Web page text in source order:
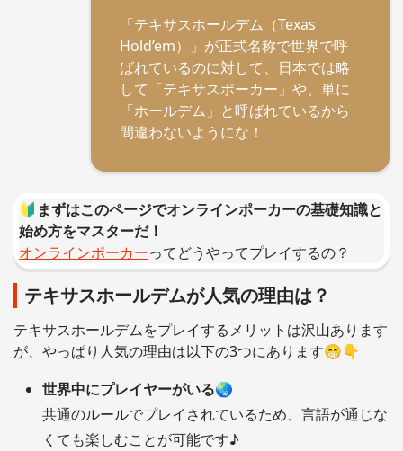
「テキサスホールデム（Texas
Hold’em）」が正式名称で世界で呼
ばれているのに対して、日本では略
して「テキサスポーカー」や、単に
「ホールデム」と呼ばれているから
間違わないようにな！
🔰まずはこのページでオンラインポーカーの基礎知識と
始め方をマスターだ！
オンラインポーカーってどうやってプレイするの？
テキサスホールデムが人気の理由は？
テキサスホールデムをプレイするメリットは沢山あります
が、やっぱり人気の理由は以下の3つにあります😁👇
世界中にプレイヤーがいる🌏
共通のルールでプレイされているため、言語が通じな
くても楽しむことが可能です♪